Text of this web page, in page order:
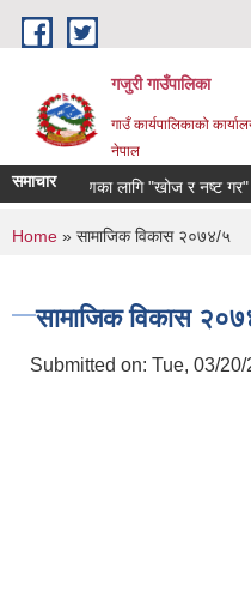
Skip to main content
गजुरी गाउँपालिका
गाउँ कार्यपालिकाको
नेपाल
समाचार
नियन्त्रणका लागि "खोज र नष्ट गर"
You are here
Home » सामाजिक विकास २०७४/५
सामाजिक विकास
Submitted on: Tue, 03/